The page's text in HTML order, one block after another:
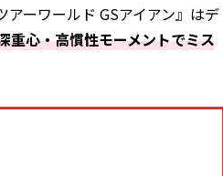
ーワールド GSアイアン』はデ
重心・高慣性モーメントでミス